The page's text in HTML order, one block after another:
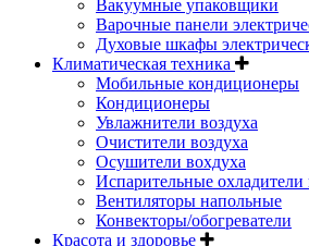
Вакуумные упаковщики
Варочные панели
Духовые шкафы
Климатическая техника
Мобильные кондиционеры
Кондиционеры
Увлажнители воздуха
Очистители воздуха
Осушители вохдуха
Испарительные охладители
Вентиляторы напольные
Конвекторы/обогреватели
Красота и здоровье